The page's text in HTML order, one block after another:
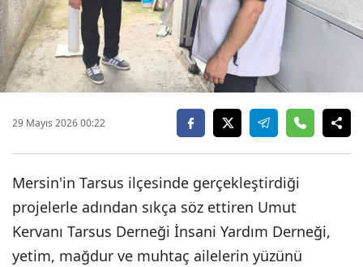
29 Mayıs 2026 00:22
Mersin'in Tarsus ilçesinde gerçekleştirdiği
projelerle adından sıkça söz ettiren Umut
Kervanı Tarsus Derneği İnsani Yardım Derneği,
yetim, mağdur ve muhtaç ailelerin yüzünü